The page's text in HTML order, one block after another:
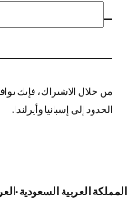
من خلال الاشتراك، فإنك
الحدود إلى إسبانيا وأيرلندا.
المملكة العربية السعودية·